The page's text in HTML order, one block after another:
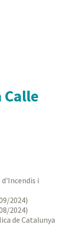
Calle
i
2024)
2024)
de Catalunya